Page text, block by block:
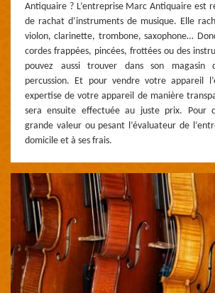
Antiquaire ? L’entreprise Marc Antiquaire est
de rachat d’instruments de musique. Elle
violon, clarinette, trombone, saxophone…
cordes frappées, pincées, frottées ou des
pouvez aussi trouver dans son magasin
percussion. Et pour vendre votre appareil
expertise de votre appareil de manière
sera ensuite effectuée au juste prix. Pour
grande valeur ou pesant l’évaluateur de
domicile et à ses frais.